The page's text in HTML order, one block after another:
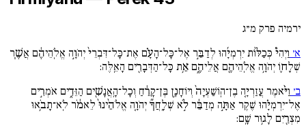
ירמיה פרק מ״ג
א׳ וַיְהִי֩ כְּכַלּ֨וֹת יִרְמְיָ֜הוּ לְדַבֵּ֣ר אֶל־כָּל־הָעָ֗ם אֶת־כָּל־דִּבְרֵי֙ יְהֹוָ֣ה אֱלֹֽהֵיהֶ֔ם אֲשֶׁ֧ר
שְׁלָח֛וֹ יְהֹוָ֥ה אֱלֹֽהֵיהֶ֖ם אֲלֵיהֶ֑ם אֵ֥ת כָּל־הַדְּבָרִ֖ים הָאֵֽלֶּה:
ב׳ וַיֹּ֨אמֶר עֲזַרְיָ֚ה בֶן־הֽוֹשַׁעְיָה֙ וְיוֹחָנָ֣ן בֶּן־קָרֵ֔חַ וְכָל־הָֽאֲנָשִׁ֖ים הַזֵּדִ֑ים אֹמְרִ֣ים
אֶל־יִרְמְיָ֗הוּ שֶׁקֶר אַתָּ֣ה מְדַבֵּ֔ר לֹ֣א שְׁלָֽחֲךָ֞ יְהֹוָ֚ה אֱלֹהֵ֙ינוּ֙ לֵאמֹ֔ר לֹֽא־תָבֹ֥אוּ
מִצְרַ֖יִם לָג֥וּר שָֽׁם: